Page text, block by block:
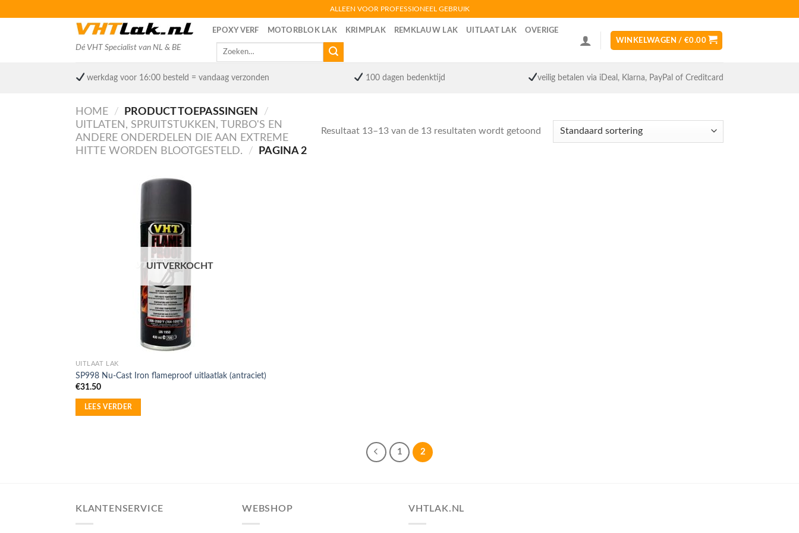
ALLEEN VOOR PROFESSIONEEL GEBRUIK
Dé VHT Specialist van NL & BE
EPOXY VERF MOTORBLOK LAK KRIMPLAK REMKLAUW LAK UITLAAT LAK OVERIGE
Zoeken
WINKELWAGEN /€0.00
werkdag voor 16:00 besteld = vandaag verzonden 100 dagen bedenktijd veilig betalen via iDeal, Klarna, PayPal of Creditcard
HOME / PRODUCT TOEPASSINGEN
/
UITLATEN, SPRUITSTUKKEN, TURBO'S EN
ANDERE ONDERDELEN DIE AAN EXTREME
HITTE WORDEN BLOOTGESTELD.
/ PAGINA 2
Resultaat 13–13 van de 13 resultaten wordt getoond
UITVERKOCHT
UITLAAT LAK
SP998 Nu-Cast Iron flameproof uitlaatlak (antraciet)
€31.50
LEES VERDER
1 2
KLANTENSERVICE WEBSHOP VHTLAK.NL